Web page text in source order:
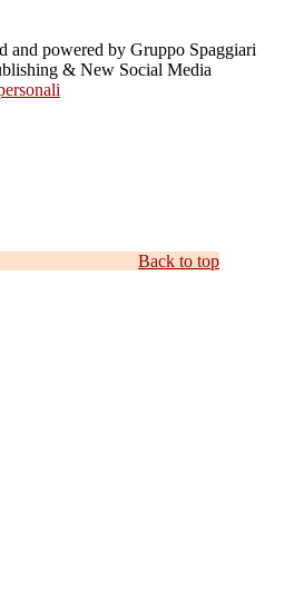
and powered by Gruppo Spaggiari
& New Social Media
Back to top